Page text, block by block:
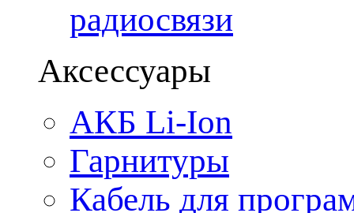
радиосвязи
Аксессуары
АКБ Li-Ion
Гарнитуры
Кабель для